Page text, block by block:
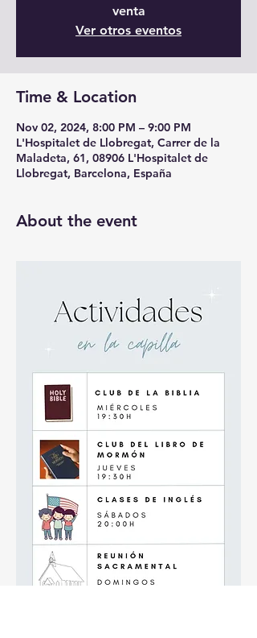
venta
Ver otros eventos
Time & Location
Nov 02, 2024, 8:00 PM – 9:00 PM
L'Hospitalet de Llobregat, Carrer de la
Maladeta, 61, 08906 L'Hospitalet de
Llobregat, Barcelona, España
About the event